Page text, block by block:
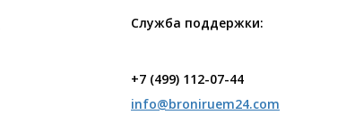
Служба поддержки:
+7 (499) 112-07-44
info@broniruem24.com